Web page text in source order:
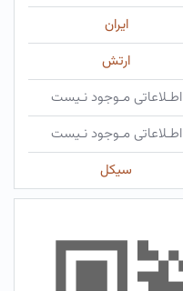
ایران
ارتش
اطـلاعاتی مـوجود نـیست
اطـلاعاتی مـوجود نـیست
سیکل